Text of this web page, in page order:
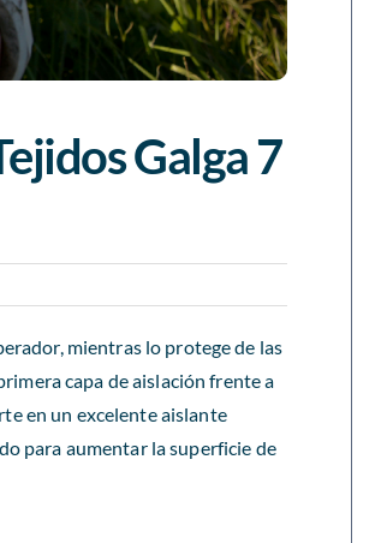
Galga 7
mientras lo protege de las
capa de aislación frente a
en un excelente aislante
para aumentar la superficie de